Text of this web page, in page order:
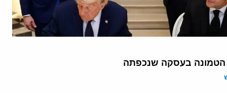
הטמונה בעסקה שנכפתה